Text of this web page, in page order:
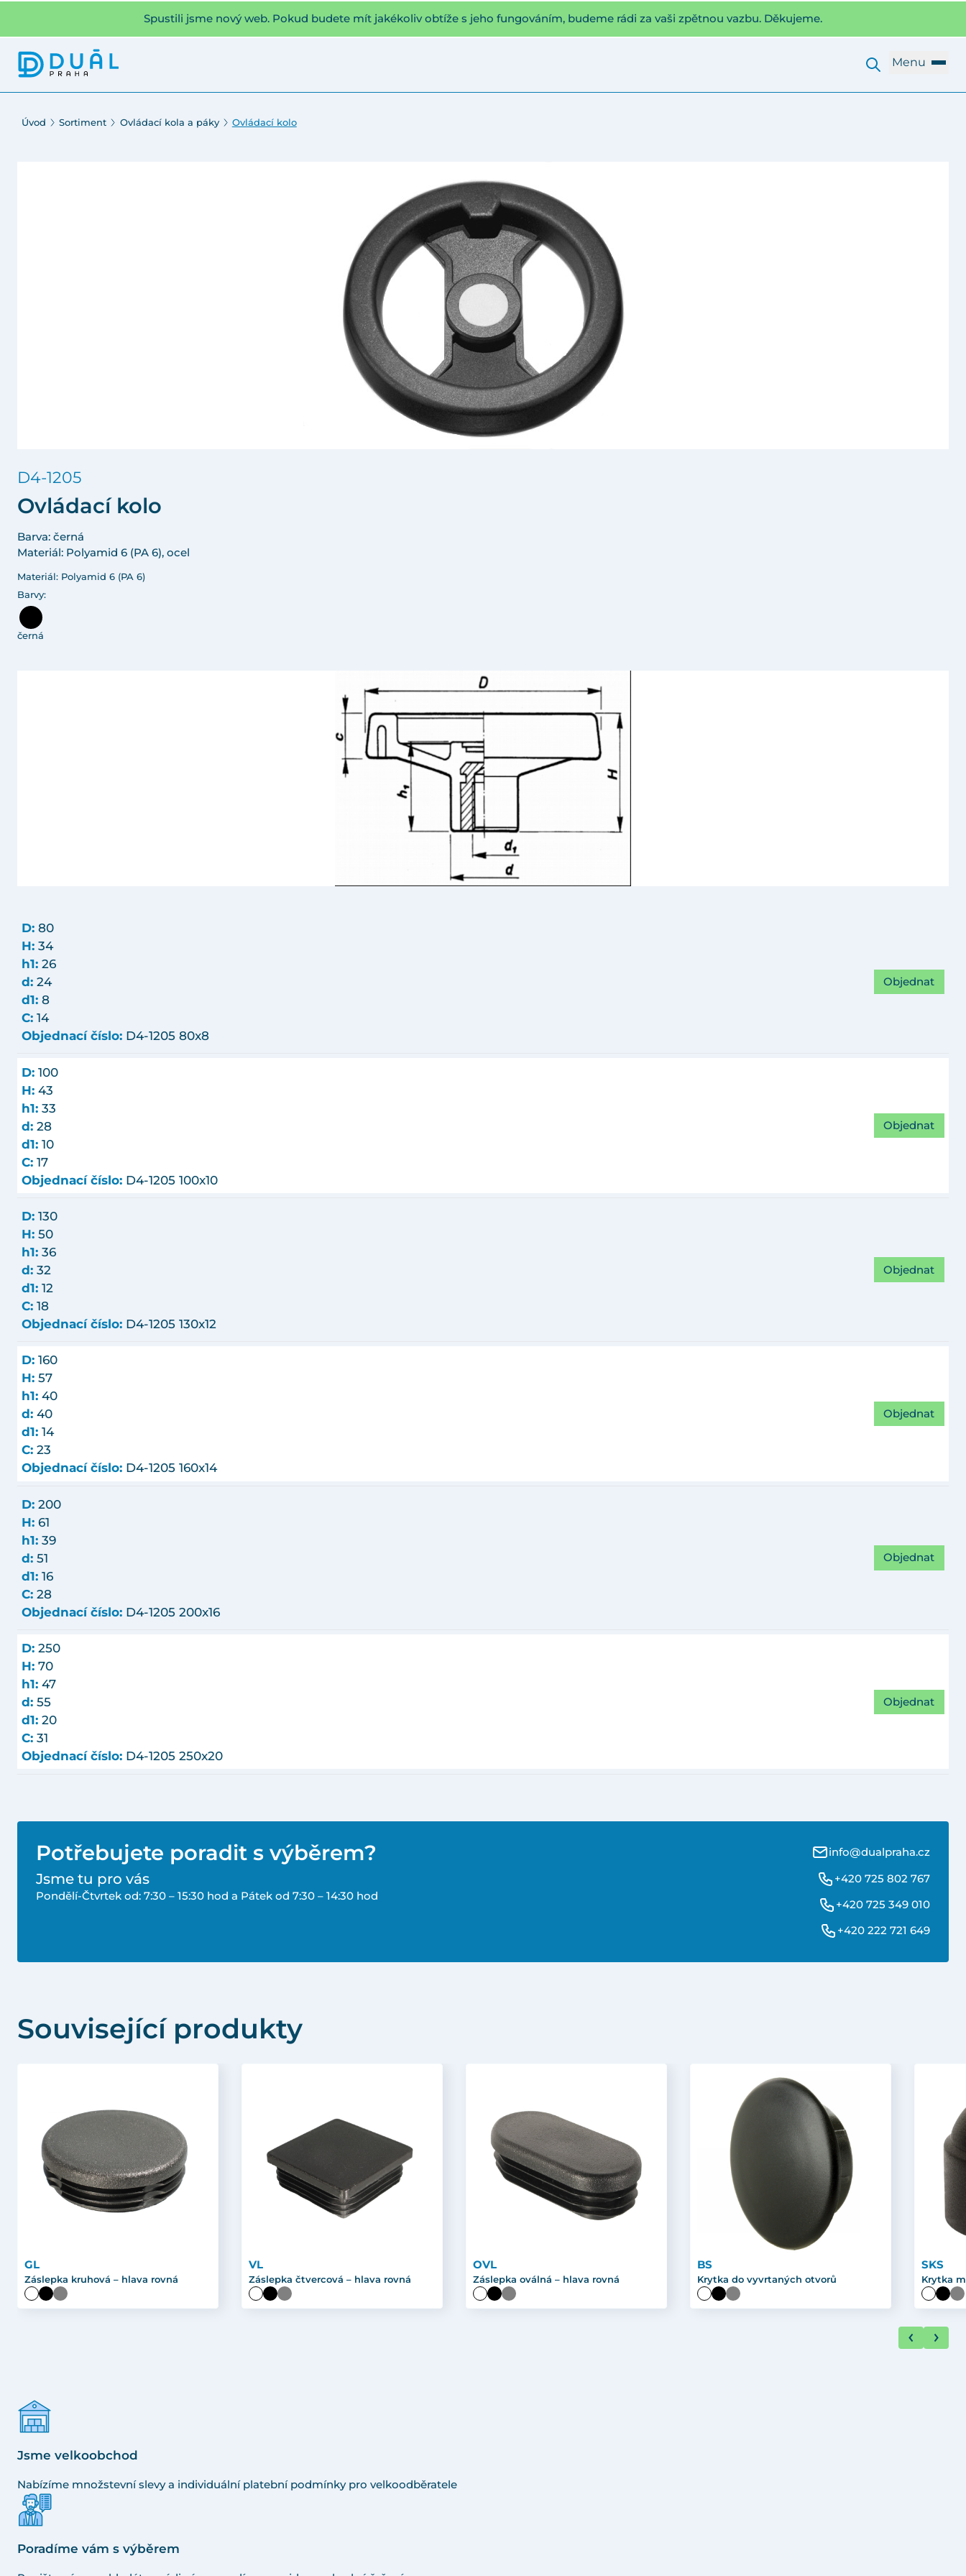
Spustili jsme nový web. Pokud budete mít jakékoliv obtíže s jeho fungováním, budeme rádi za vaši zpětnou vazbu. Děkujeme.
Menu
Úvod Sortiment Ovládací kola a páky Ovládací kolo
D4-1205
Ovládací kolo
Barva: černá
Materiál: Polyamid 6 (PA 6), ocel
Materiál: Polyamid 6 (PA 6)
Barvy:
černá
D: 80
H: 34
h1: 26
d: 24
d1: 8
C: 14
Objednací číslo: D4-1205 80x8
Objednat
D: 100
H: 43
h1: 33
d: 28
d1: 10
C: 17
Objednací číslo: D4-1205 100x10
Objednat
D: 130
H: 50
h1: 36
d: 32
d1: 12
C: 18
Objednací číslo: D4-1205 130x12
Objednat
D: 160
H: 57
h1: 40
d: 40
d1: 14
C: 23
Objednací číslo: D4-1205 160x14
Objednat
D: 200
H: 61
h1: 39
d: 51
d1: 16
C: 28
Objednací číslo: D4-1205 200x16
Objednat
D: 250
H: 70
h1: 47
d: 55
d1: 20
C: 31
Objednací číslo: D4-1205 250x20
Objednat
Potřebujete poradit s výběrem?
Jsme tu pro vás
Pondělí-Čtvrtek od: 7:30 – 15:30 hod a Pátek od 7:30 – 14:30 hod
info@dualpraha.cz
+420 725 802 767
+420 725 349 010
+420 222 721 649
Související produkty
GL
Záslepka kruhová – hlava rovná
VL
Záslepka čtvercová – hlava rovná
OVL
Záslepka oválná – hlava rovná
BS
Krytka do vyvrtaných otvorů
SKS
Krytka
Jsme velkoobchod
Nabízíme množstevní slevy a individuální platební podmínky pro velkoodběratele
Poradíme vám s výběrem